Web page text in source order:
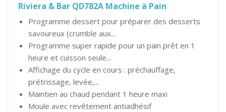
Riviera & Bar QD782A Machine à Pain
Programme dessert pour préparer des desserts
savoureux (crumble aux...
Programme super rapide pour un pain prêt en 1
heure et cuisson seule...
Affichage du cycle en cours : préchauffage,
prétrissage, levée,...
Maintien au chaud pendant 1 heure maxi
Moule avec revêtement antiadhésif